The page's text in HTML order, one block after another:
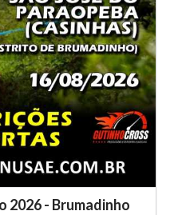
2026 - Brumadinho